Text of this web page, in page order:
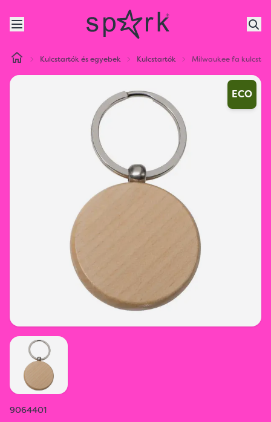
Kulcstartók és egyebek Kulcstartók Milwaukee fa
ECO
9064401